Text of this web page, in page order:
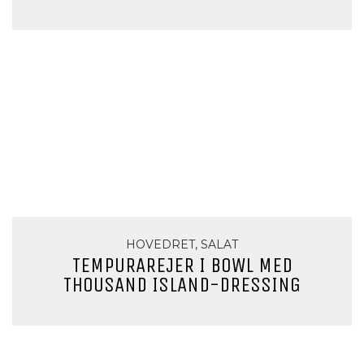
HOVEDRET, SALAT
TEMPURAREJER I BOWL MED
THOUSAND ISLAND-DRESSING